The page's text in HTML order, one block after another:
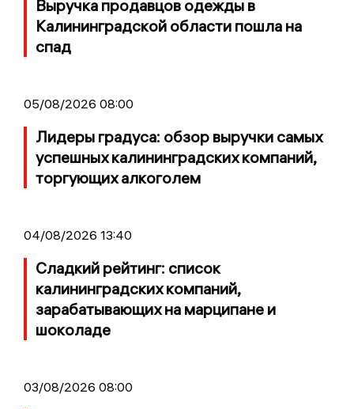
Выручка продавцов одежды в
Калининградской области пошла на
спад
05/08/2026 08:00
Лидеры градуса: обзор выручки самых
успешных калининградских компаний,
торгующих алкоголем
04/08/2026 13:40
Сладкий рейтинг: список
калининградских компаний,
зарабатывающих на марципане и
шоколаде
03/08/2026 08:00